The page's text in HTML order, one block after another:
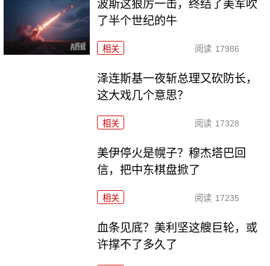
波斯这狠厉一击，终结了美军吹
了半个世纪的牛
相关 阅读 17986
泽连斯基一夜斩总理又砍防长，
这大戏几个意思？
相关 阅读 17328
美伊停火是幌子？穆杰塔巴回
信，把中东棋盘掀了
相关 阅读 17235
血条见底？美利坚这艘巨轮，或
许撑不了多久了